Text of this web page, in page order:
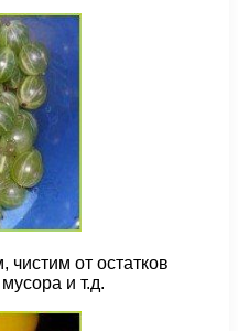
от остатков
и т.д.